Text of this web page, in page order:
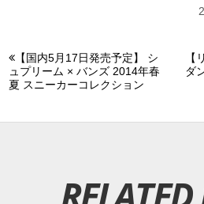
【国内5月17日発売予定】 シ
ュプリーム × バンズ 2014年春
夏 スニーカーコレクション
【
ダ